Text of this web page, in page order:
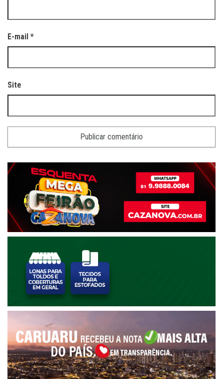
E-mail *
Site